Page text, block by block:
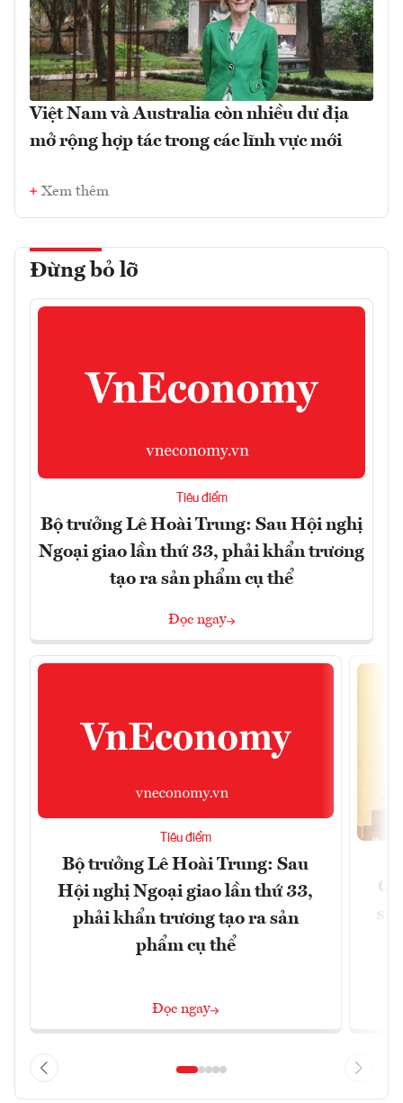
Việt Nam và Australia còn nhiều dư địa
mở rộng hợp tác trong các lĩnh vực mới
Xem thêm
Đừng bỏ lỡ
Tiêu điểm
Bộ trưởng Lê Hoài Trung: Sau Hội nghị
Ngoại giao lần thứ 33, phải khẩn trương
tạo ra sản phẩm cụ thể
Đọc ngay
Tiêu điểm
Bộ trưởng Lê Hoài Trung: Sau
Hội nghị Ngoại giao lần thứ 33,
phải khẩn trương tạo ra sản
phẩm cụ thể
Đọc ngay